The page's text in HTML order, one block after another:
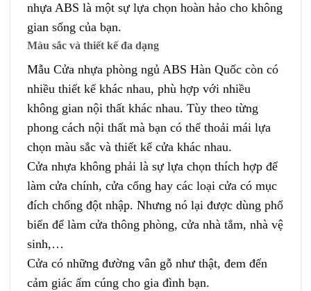
nhựa ABS là một sự lựa chọn hoàn hảo cho không
gian sống của bạn.
Màu sắc và thiết kế đa dạng
Mẫu Cửa nhựa phòng ngủ ABS Hàn Quốc còn có
nhiều thiết kế khác nhau, phù hợp với nhiều
không gian nội thất khác nhau. Tùy theo từng
phong cách nội thất mà bạn có thể thoải mái lựa
chọn màu sắc và thiết kế cửa khác nhau.
Cửa nhựa không phải là sự lựa chọn thích hợp để
làm cửa chính, cửa cổng hay các loại cửa có mục
đích chống đột nhập. Nhưng nó lại được dùng phổ
biến để làm cửa thông phòng, cửa nhà tắm, nhà vệ
sinh,…
Cửa có những đường vân gỗ như thật, đem đến
cảm giác ấm cúng cho gia đình bạn.